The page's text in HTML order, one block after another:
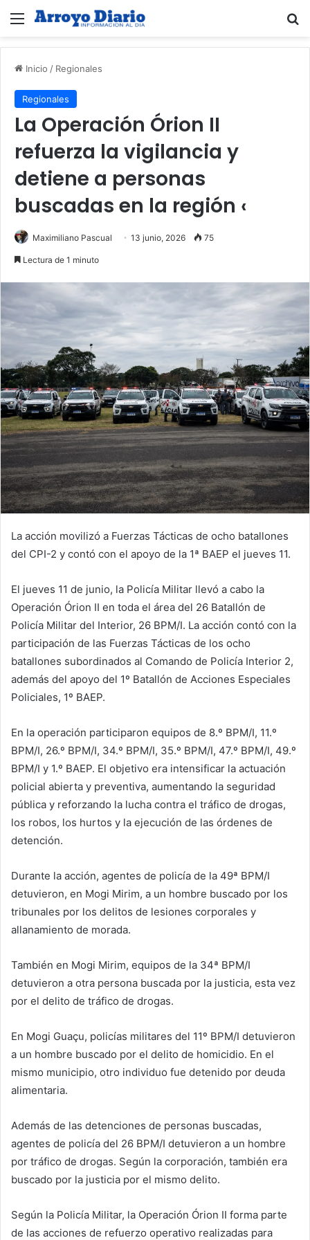
Menú
Inicio / Regionales
Regionales
La Operación Órion II
refuerza la vigilancia y
detiene a personas
buscadas en la región ‹
Maximiliano Pascual 13 junio, 2026 75
Lectura de 1 minuto
La acción movilizó a Fuerzas Tácticas de ocho batallones
del CPI-2 y contó con el apoyo de la 1ª BAEP el jueves 11.
El jueves 11 de junio, la Policía Militar llevó a cabo la
Operación Órion II en toda el área del 26 Batallón de
Policía Militar del Interior, 26 BPM/I. La acción contó con la
participación de las Fuerzas Tácticas de los ocho
batallones subordinados al Comando de Policía Interior 2,
además del apoyo del 1º Batallón de Acciones Especiales
Policiales, 1º BAEP.
En la operación participaron equipos de 8.º BPM/I, 11.º
BPM/I, 26.º BPM/I, 34.º BPM/I, 35.º BPM/I, 47.º BPM/I, 49.º
BPM/I y 1.º BAEP. El objetivo era intensificar la actuación
policial abierta y preventiva, aumentando la seguridad
pública y reforzando la lucha contra el tráfico de drogas,
los robos, los hurtos y la ejecución de las órdenes de
detención.
Durante la acción, agentes de policía de la 49ª BPM/I
detuvieron, en Mogi Mirim, a un hombre buscado por los
tribunales por los delitos de lesiones corporales y
allanamiento de morada.
También en Mogi Mirim, equipos de la 34ª BPM/I
detuvieron a otra persona buscada por la justicia, esta vez
por el delito de tráfico de drogas.
En Mogi Guaçu, policías militares del 11º BPM/I detuvieron
a un hombre buscado por el delito de homicidio. En el
mismo municipio, otro individuo fue detenido por deuda
alimentaria.
Además de las detenciones de personas buscadas,
agentes de policía del 26 BPM/I detuvieron a un hombre
por tráfico de drogas. Según la corporación, también era
buscado por la justicia por el mismo delito.
Según la Policía Militar, la Operación Órion II forma parte
de las acciones de refuerzo operativo realizadas para